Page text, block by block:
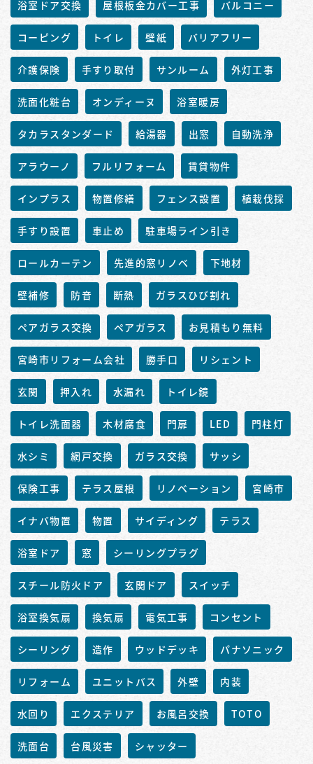
浴室ドア交換 屋根板金カバー工事 バルコニー
コーピング トイレ 壁紙 バリアフリー
介護保険 手すり取付 サンルーム 外灯工事
洗面化粧台 オンディーヌ 浴室暖房
タカラスタンダード 給湯器 出窓 自動洗浄
アラウーノ フルリフォーム 賃貸物件
インプラス 物置修繕 フェンス設置 植栽伐採
手すり設置 車止め 駐車場ライン引き
ロールカーテン 先進的窓リノベ 下地材
壁補修 防音 断熱 ガラスひび割れ
ペアガラス交換 ペアガラス お見積もり無料
宮崎市リフォーム会社 勝手口 リシェント
玄関 押入れ 水漏れ トイレ鏡
トイレ洗面器 木材腐食 門扉 LED 門柱灯
水シミ 網戸交換 ガラス交換 サッシ
保険工事 テラス屋根 リノベーション 宮崎市
イナバ物置 物置 サイディング テラス
浴室ドア 窓 シーリングプラグ
スチール防火ドア 玄関ドア スイッチ
浴室換気扇 換気扇 電気工事 コンセント
シーリング 造作 ウッドデッキ パナソニック
リフォーム ユニットバス 外壁 内装
水回り エクステリア お風呂交換 TOTO
洗面台 台風災害 シャッター